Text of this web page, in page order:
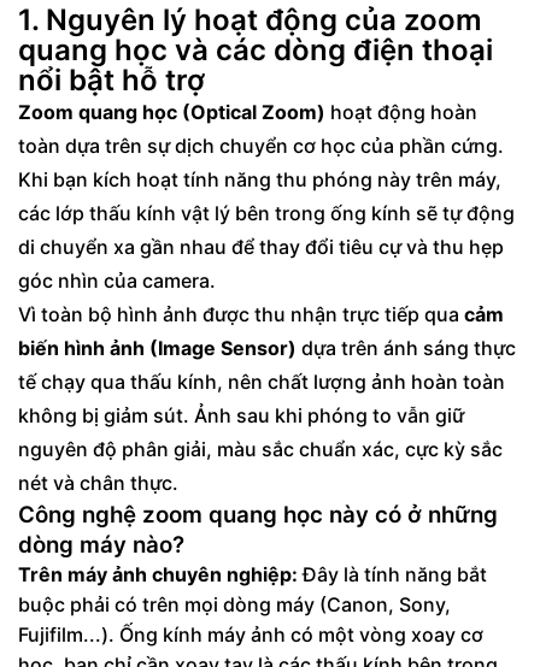
2. Phân biệt Zoom quang học, Zoom kỹ thuật
số và Zoom chất lượng quang học
3. Mẹo chọn chế độ zoom phù hợp khi chụp
ảnh hằng ngày
1. Nguyên lý hoạt động của zoom
quang học và các dòng điện thoại
nổi bật hỗ trợ
Zoom quang học (Optical Zoom) hoạt động hoàn
toàn dựa trên sự dịch chuyển cơ học của phần cứng.
Khi bạn kích hoạt tính năng thu phóng này trên máy,
các lớp thấu kính vật lý bên trong ống kính sẽ tự động
di chuyển xa gần nhau để thay đổi tiêu cự và thu hẹp
góc nhìn của camera.
Vì toàn bộ hình ảnh được thu nhận trực tiếp qua cảm
biến hình ảnh (Image Sensor) dựa trên ánh sáng thực
tế chạy qua thấu kính, nên chất lượng ảnh hoàn toàn
không bị giảm sút. Ảnh sau khi phóng to vẫn giữ
nguyên độ phân giải, màu sắc chuẩn xác, cực kỳ sắc
nét và chân thực.
Công nghệ zoom quang học này có ở những
dòng máy nào?
Trên máy ảnh chuyên nghiệp: Đây là tính năng bắt
buộc phải có trên mọi dòng máy (Canon, Sony,
Fujifilm...). Ống kính máy ảnh có một vòng xoay cơ